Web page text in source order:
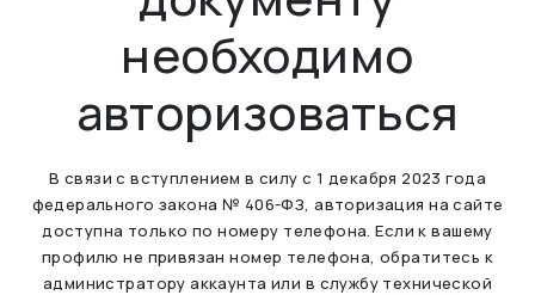
необходимо
авторизоваться
В связи с вступлением в силу с 1 декабря 2023 года
федерального закона № 406-ФЗ, авторизация на сайте
доступна только по номеру телефона. Если к вашему
профилю не привязан номер телефона, обратитесь к
администратору аккаунта или в службу технической